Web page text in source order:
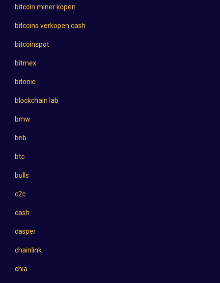
bitcoin miner kopen
bitcoins verkopen cash
bitcoinspot
bitmex
bitonic
blockchain lab
bmw
bnb
btc
bulls
c2c
cash
casper
chainlink
chia